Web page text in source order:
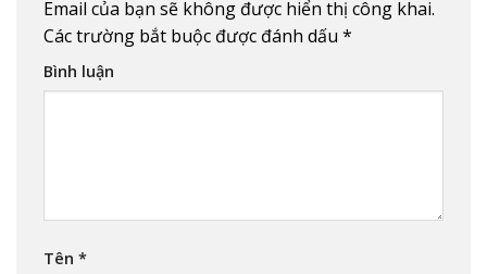
Email của bạn sẽ không được hiển thị công khai.
Các trường bắt buộc được đánh dấu *
Bình luận
Tên *